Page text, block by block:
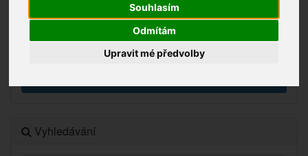
Souhlasím
Odmítám
Upravit mé předvolby
Výprodej
Vyhledávání